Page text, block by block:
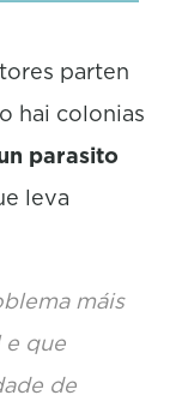
parten
hai colonias
parasito
leva
máis
que
de